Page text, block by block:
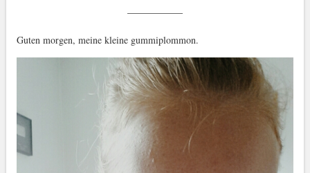
Guten morgen, meine kleine gummiplommon.